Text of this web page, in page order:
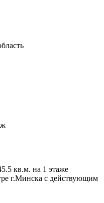
кв.м. на 1 этаже
г.Минска с действующим